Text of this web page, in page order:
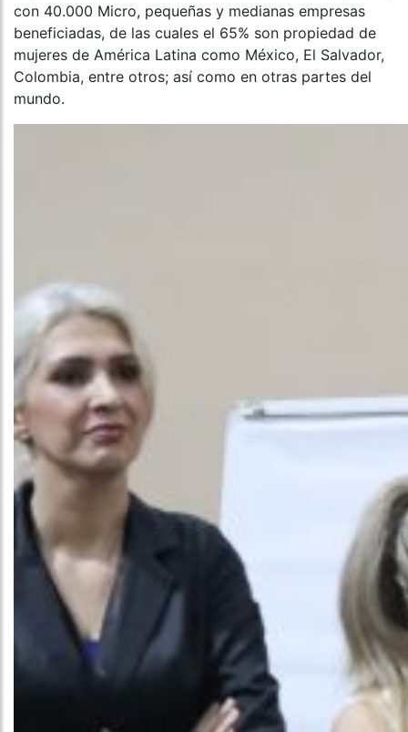
con 40.000 Micro, pequeñas y medianas empresas
beneficiadas, de las cuales el 65% son propiedad de
mujeres de América Latina como México, El Salvador,
Colombia, entre otros; así como en otras partes del
mundo.